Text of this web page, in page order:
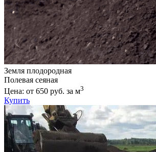
Земля плодородная
Полевая сеяная
Цена: от 650 руб. за м3
Купить